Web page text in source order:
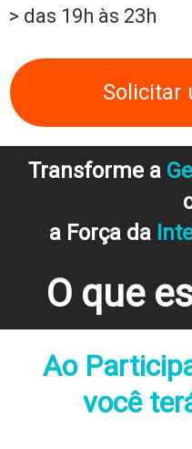
> das 19h às 23h
Solicitar
Transforme a
a Força da
O que
Ao
você